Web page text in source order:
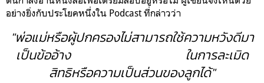
อย่างยิ่งกับประโยคหนึ่งใน Podcast ที่กล่าวว่า
"พ่อแม่หรือผู้ปกครองไม่สามารถใช้ความหวังดีมา
เป็นข้ออ้าง ในการละเมิด
สิทธิหรือความเป็นส่วนของลูกได้"